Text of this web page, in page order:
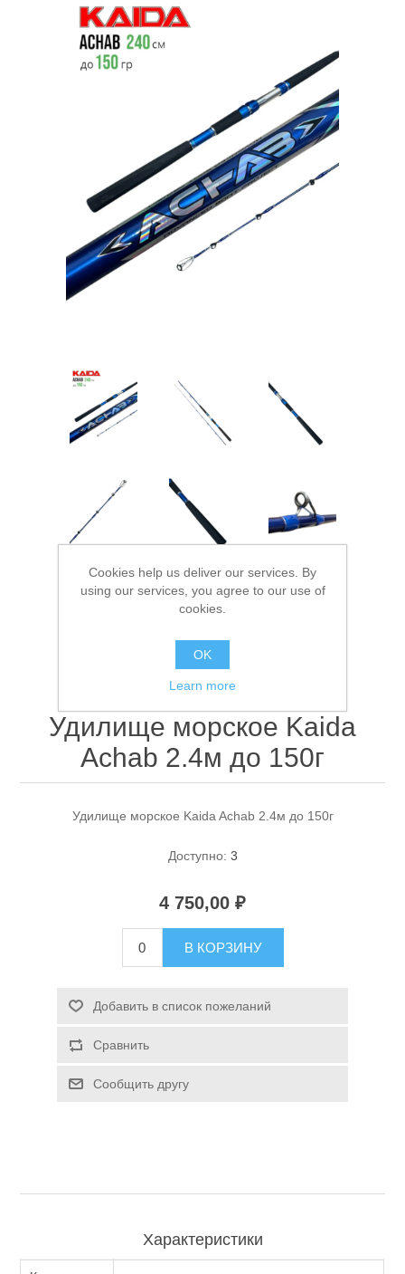
Товары для рыбалки
Аксессуары для лодок
Туризм и Активный отдых
Удилище морское Kaida
Achab 2.4м до 150г
Удилище морское Kaida Achab 2.4м до 150г
Доступно: 3
4 750,00 ₽
В КОРЗИНУ
Добавить в список пожеланий
Сравнить
Сообщить другу
Характеристики
Cookies help us deliver our services. By
using our services, you agree to our use of
cookies.
OK
Learn more